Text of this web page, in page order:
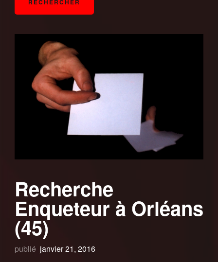
Recherche
Enqueteur à Orléans
(45)
publié janvier 21, 2016